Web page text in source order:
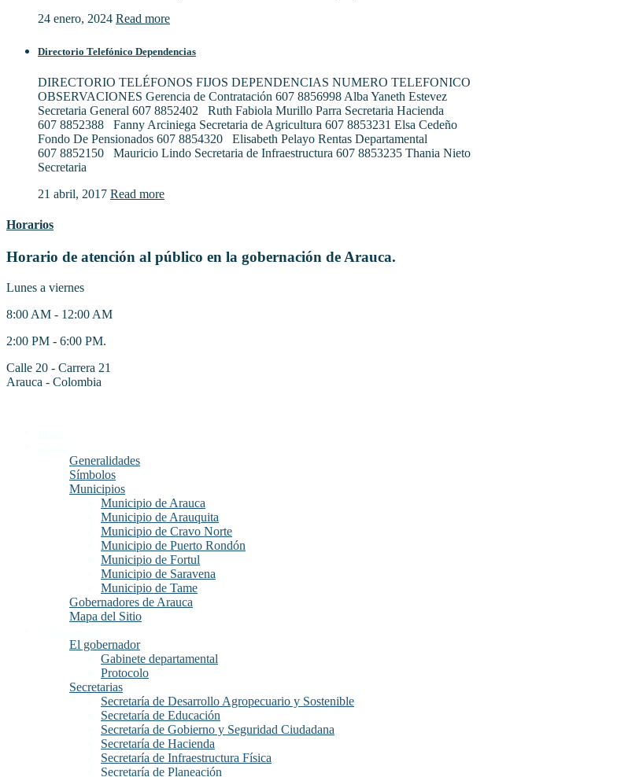
24 enero, 2024 Read more
Directorio Telefónico Dependencias
DIRECTORIO TELÉFONOS FIJOS DEPENDENCIAS NUMERO TELEFONICO
OBSERVACIONES Gerencia de Contratación 607 8856998 Alba Yaneth Estevez
Secretaria General 607 8852402 Ruth Fabiola Murillo Parra Secretaria Hacienda
607 8852388 Fanny Arciniega Secretaria de Agricultura 607 8853231 Elsa Cedeño
Fondo De Pensionados 607 8854320 Elisabeth Pelayo Rentas Departamental
607 8852150 Mauricio Lindo Secretaria de Infraestructura 607 8853235 Thania Nieto
Secretaria
21 abril, 2017 Read more
Horarios
Horario de atención al público en la gobernación de Arauca.
Lunes a viernes
8:00 AM - 12:00 AM
2:00 PM - 6:00 PM.
Calle 20 - Carrera 21
Arauca - Colombia
Generalidades
Símbolos
Municipios
Municipio de Arauca
Municipio de Arauquita
Municipio de Cravo Norte
Municipio de Puerto Rondón
Municipio de Fortul
Municipio de Saravena
Municipio de Tame
Gobernadores de Arauca
Mapa del Sitio
El gobernador
Gabinete departamental
Protocolo
Secretarias
Secretaría de Desarrollo Agropecuario y Sostenible
Secretaría de Educación
Secretaría de Gobierno y Seguridad Ciudadana
Secretaría de Hacienda
Secretaría de Infraestructura Física
Secretaría de Planeación